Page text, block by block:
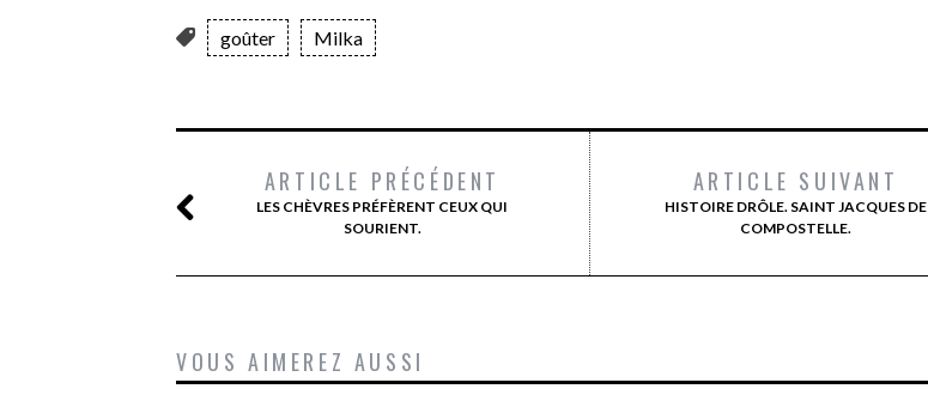
goûter Milka
ARTICLE PRÉCÉDENT
LES CHÈVRES PRÉFÈRENT CEUX QUI
SOURIENT.
ARTICLE SUIVANT
HISTOIRE DRÔLE. SAINT JACQUES DE
COMPOSTELLE.
VOUS AIMEREZ AUSSI